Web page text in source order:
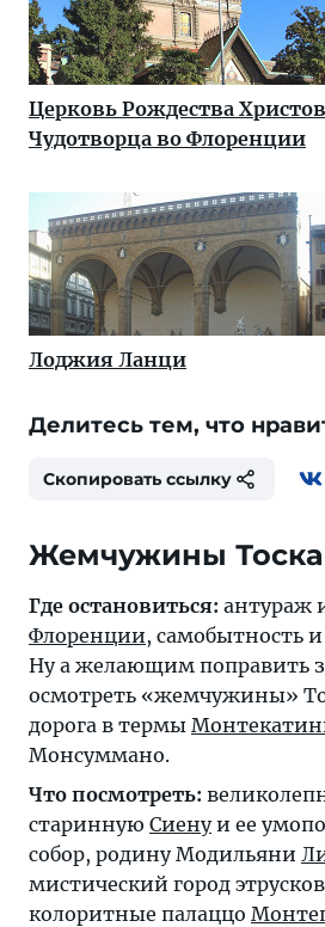
Церковь Рождества
Чудотворца во Флоренции
Лоджия Ланци
Делитесь тем, что
Скопировать ссылку
Жемчужины
Где остановиться: антураж
Флоренции, самобытность
Ну а желающим поправить
осмотреть «жемчужины»
дорога в термы
Монсуммано.
Что посмотреть:
старинную Сиенуи ее
собор, родину Модильяни
мистический город этрусков
колоритные палаццо